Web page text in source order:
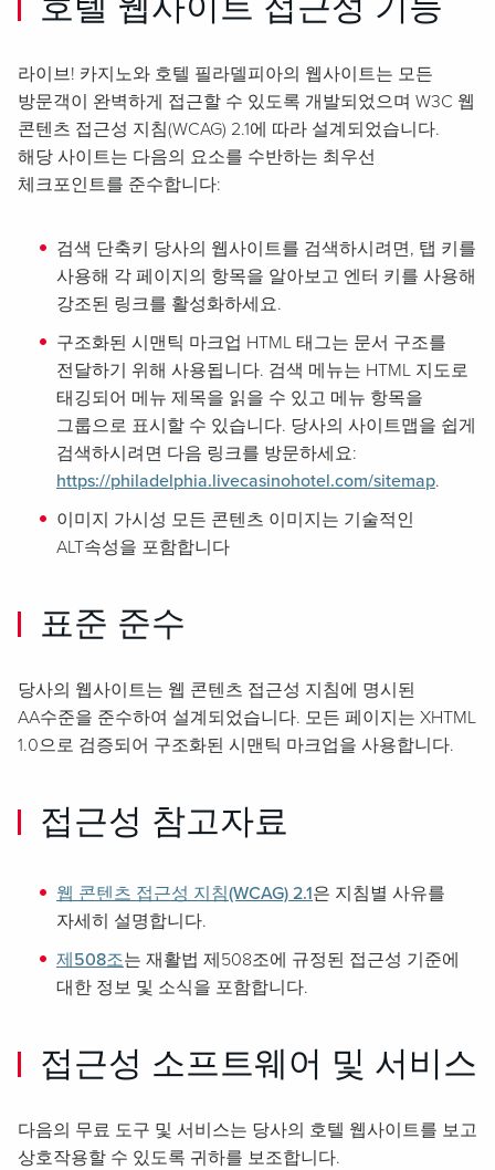
호텔 웹사이트 접근성 기능
라이브! 카지노와 호텔 필라델피아의 웹사이트는 모든
방문객이 완벽하게 접근할 수 있도록 개발되었으며 W3C 웹
콘텐츠 접근성 지침(WCAG) 2.1에 따라 설계되었습니다.
해당 사이트는 다음의 요소를 수반하는 최우선
체크포인트를 준수합니다:
검색 단축키 당사의 웹사이트를 검색하시려면, 탭 키를
사용해 각 페이지의 항목을 알아보고 엔터 키를 사용해
강조된 링크를 활성화하세요.
구조화된 시맨틱 마크업 HTML 태그는 문서 구조를
전달하기 위해 사용됩니다. 검색 메뉴는 HTML 지도로
태깅되어 메뉴 제목을 읽을 수 있고 메뉴 항목을
그룹으로 표시할 수 있습니다. 당사의 사이트맵을 쉽게
검색하시려면 다음 링크를 방문하세요:
https://philadelphia.livecasinohotel.com/sitemap.
이미지 가시성 모든 콘텐츠 이미지는 기술적인
ALT속성을 포함합니다
표준 준수
당사의 웹사이트는 웹 콘텐츠 접근성 지침에 명시된
AA수준을 준수하여 설계되었습니다. 모든 페이지는 XHTML
1.0으로 검증되어 구조화된 시맨틱 마크업을 사용합니다.
접근성 참고자료
웹 콘텐츠 접근성 지침(WCAG) 2.1은 지침별 사유를
자세히 설명합니다.
제508조는 재활법 제508조에 규정된 접근성 기준에
대한 정보 및 소식을 포함합니다.
접근성 소프트웨어 및 서비스
다음의 무료 도구 및 서비스는 당사의 호텔 웹사이트를 보고
상호작용할 수 있도록 귀하를 보조합니다.